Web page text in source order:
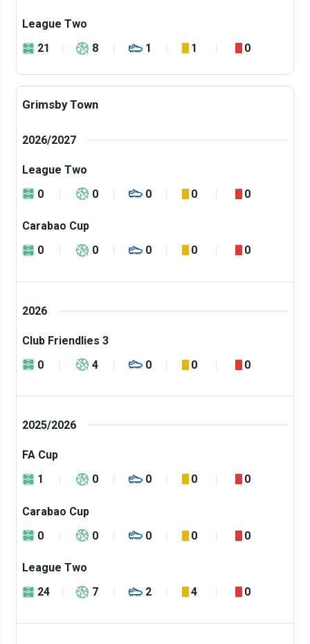
League Two
21
8 1 1 0
Grimsby Town
2026/2027
League Two
0
0 0 0 0
Carabao Cup
0
0 0 0 0
2026
Club Friendlies 3
0
4 0 0 0
2025/2026
FA Cup
1
0 0 0 0
Carabao Cup
0
0 0 0 0
League Two
24
7 2 4 0